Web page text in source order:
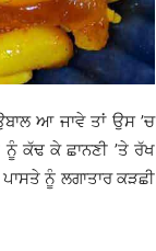
ਆ ਜਾਵੇ ਤਾਂ ਉਸ ’ਚ
ਕੱਢ ਕੇ ਛਾਨਣੀ ’ਤੇ ਰੱਖ
ਨੂੰ ਲਗਾਤਾਰ ਕੜਛੀ